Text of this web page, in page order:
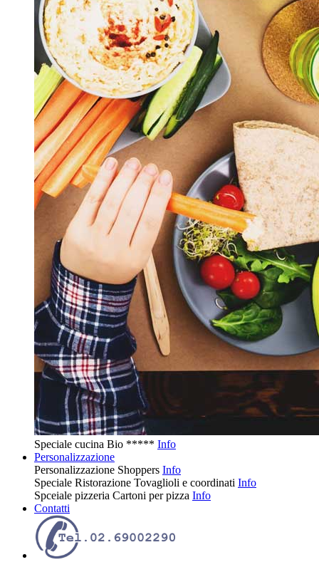
Speciale cucina Bio ***** Info
Personalizzazione
Personalizzazione Shoppers Info
Speciale Ristorazione Tovaglioli e coordinati Info
Spceiale pizzeria Cartoni per pizza Info
Contatti